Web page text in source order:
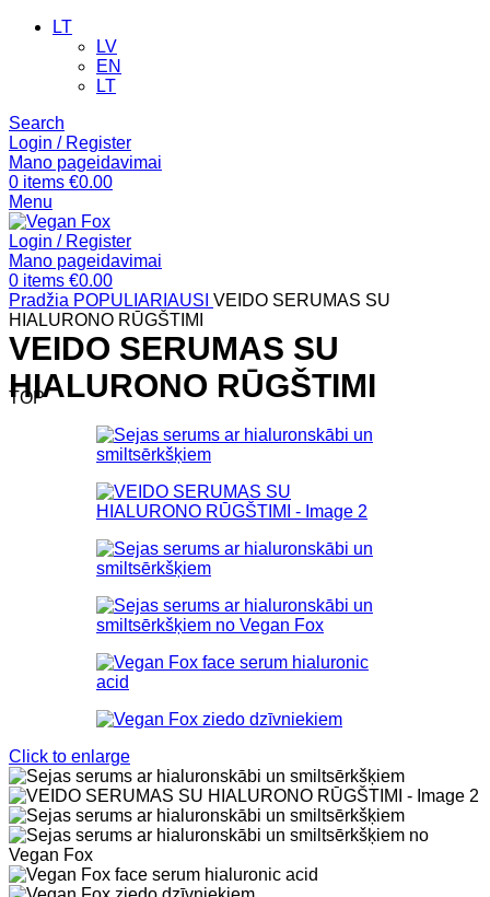
LT
LV
EN
LT
Search
Login / Register
Mano pageidavimai
0 items €0.00
Menu
Login / Register
Mano pageidavimai
0 items €0.00
Pradžia POPULIARIAUSI VEIDO SERUMAS SU
HIALURONO RŪGŠTIMI
VEIDO SERUMAS SU
HIALURONO RŪGŠTIMI
TOP
Click to enlarge